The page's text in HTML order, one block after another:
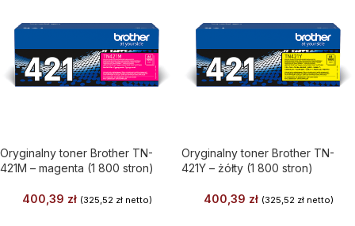
Oryginalny toner Brother TN-
421M – magenta (1 800 stron)
400,39 zł (325,52 złnetto)
Oryginalny toner Brother TN-
421Y – żółty (1 800 stron)
400,39 zł (325,52 złnetto)